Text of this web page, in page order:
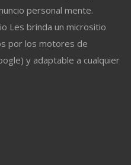
personal mente.
Les brinda un micrositio
por los motores de
y adaptable a cualquier